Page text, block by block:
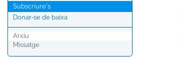
Subscriure's
Donar-se de baixa
Arxiu
Missatge